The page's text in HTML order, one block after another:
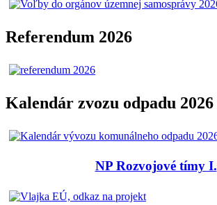
Referendum 2026
Kalendár zvozu odpadu 2026
NP Rozvojové tímy I.